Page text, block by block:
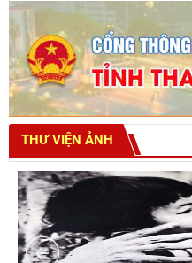
THƯ VIỆN ẢNH